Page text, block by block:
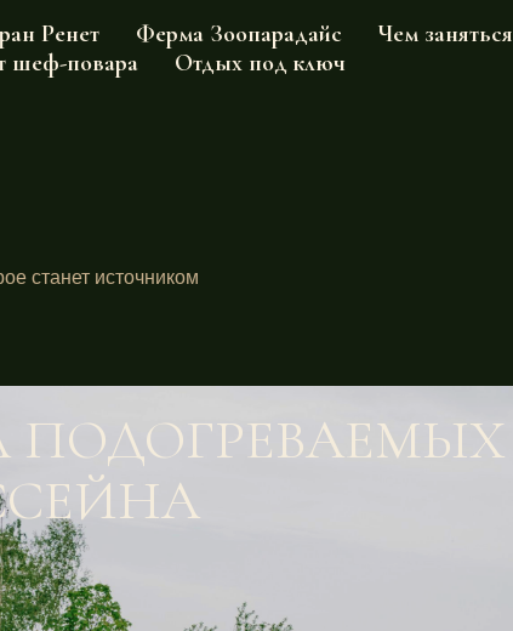
Ренет Ферма Зоопарадайс
Чем заняться
шеф-повара Отдых под ключ
станет источником
ПОДОГРЕВАЕМЫХ